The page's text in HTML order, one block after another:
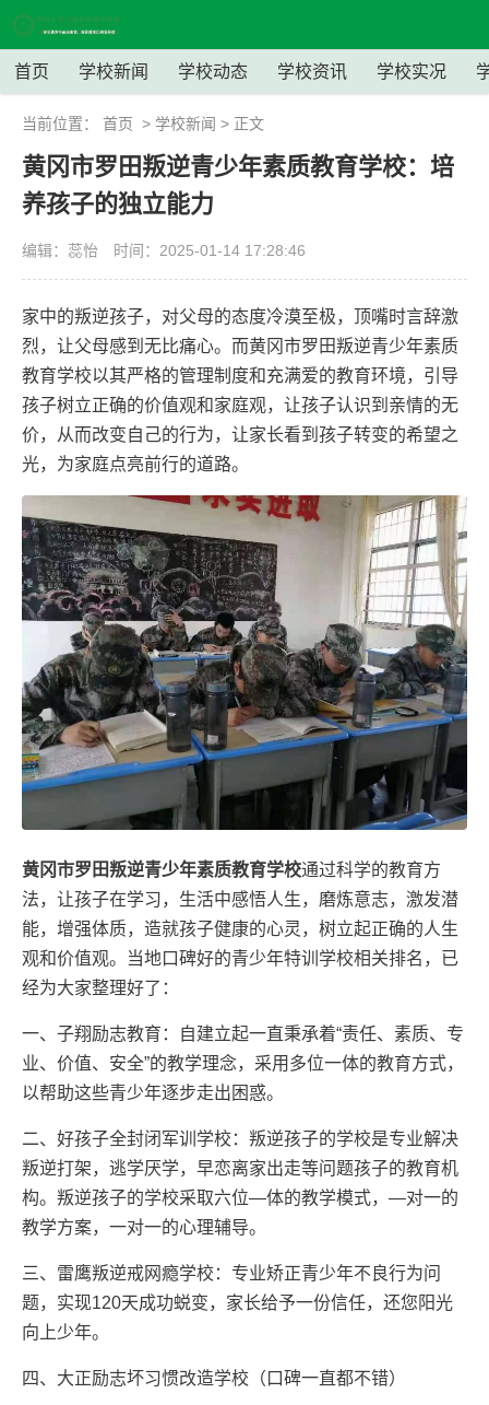
首页 学校新闻 学校动态 学校资讯 学校实况
当前位置： 首页 > 学校新闻 > 正文
黄冈市罗田叛逆青少年素质教育学校：培
养孩子的独立能力
编辑：蕊怡 时间：2025-01-14 17:28:46
家中的叛逆孩子，对父母的态度冷漠至极，顶嘴时言辞激
烈，让父母感到无比痛心。而黄冈市罗田叛逆青少年素质
教育学校以其严格的管理制度和充满爱的教育环境，引导
孩子树立正确的价值观和家庭观，让孩子认识到亲情的无
价，从而改变自己的行为，让家长看到孩子转变的希望之
光，为家庭点亮前行的道路。
黄冈市罗田叛逆青少年素质教育学校通过科学的教育方
法，让孩子在学习，生活中感悟人生，磨炼意志，激发潜
能，增强体质，造就孩子健康的心灵，树立起正确的人生
观和价值观。当地口碑好的青少年特训学校相关排名，已
经为大家整理好了：
一、子翔励志教育：自建立起一直秉承着“责任、素质、专
业、价值、安全”的教学理念，采用多位一体的教育方式，
以帮助这些青少年逐步走出困惑。
二、好孩子全封闭军训学校：叛逆孩子的学校是专业解决
叛逆打架，逃学厌学，早恋离家出走等问题孩子的教育机
构。叛逆孩子的学校采取六位—体的教学模式，—对一的
教学方案，一对一的心理辅导。
三、雷鹰叛逆戒网瘾学校：专业矫正青少年不良行为问
题，实现120天成功蜕变，家长给予一份信任，还您阳光
向上少年。
四、大正励志坏习惯改造学校（口碑一直都不错）